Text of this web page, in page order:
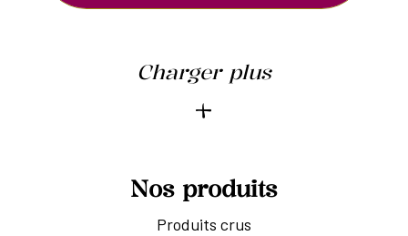
Nos produits
Produits crus
Charger plus